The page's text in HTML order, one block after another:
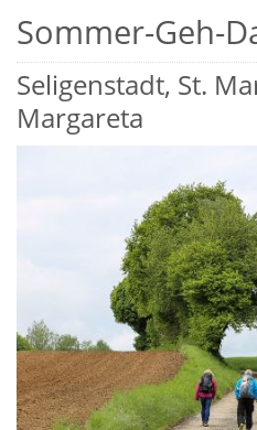
Sommer-Geh-
Seligenstadt, St.
Margareta